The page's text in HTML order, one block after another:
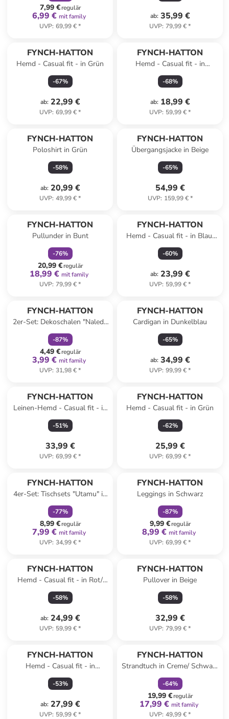
7,99 €regulär
6,99 € mit family
UVP: 69,99 €*
ab: 35,99 €
UVP: 79,99 €*
FYNCH-HATTON
Hemd - Casual fit - in Grün
-67%
ab: 22,99 €
UVP: 69,99 €*
FYNCH-HATTON
Hemd - Casual fit - in
Hellblau
-68%
ab: 18,99 €
UVP: 59,99 €*
FYNCH-HATTON
Poloshirt in Grün
-58%
ab: 20,99 €
UVP: 49,99 €*
FYNCH-HATTON
Übergangsjacke in Beige
-65%
54,99 €
UVP: 159,99 €*
FYNCH-HATTON
Pullunder in Bunt
-76%
20,99 €regulär
18,99 € mit family
UVP: 79,99 €*
FYNCH-HATTON
Hemd - Casual fit - in Blau/
Rot
-60%
ab: 23,99 €
UVP: 59,99 €*
FYNCH-HATTON
2er-Set: Dekoschalen "Naledi"
in Rosa/ Gold - Ø 16,5 cm
-87%
4,49 €regulär
3,99 € mit family
UVP: 31,98 €*
FYNCH-HATTON
Cardigan in Dunkelblau
-65%
ab: 34,99 €
UVP: 99,99 €*
FYNCH-HATTON
Leinen-Hemd - Casual fit - in
Rosa
-51%
33,99 €
UVP: 69,99 €*
FYNCH-HATTON
Hemd - Casual fit - in Grün
-62%
25,99 €
UVP: 69,99 €*
FYNCH-HATTON
4er-Set: Tischsets "Utamu" in
Beige - (L)33 x (B)33 cm
-77%
8,99 €regulär
7,99 € mit family
UVP: 34,99 €*
FYNCH-HATTON
Leggings in Schwarz
-87%
9,99 €regulär
8,99 € mit family
UVP: 69,99 €*
FYNCH-HATTON
Hemd - Casual fit - in Rot/
Blau
-58%
ab: 24,99 €
UVP: 59,99 €*
FYNCH-HATTON
Pullover in Beige
-58%
32,99 €
UVP: 79,99 €*
FYNCH-HATTON
Hemd - Casual fit - in
Dunkelblau/ Grau
-53%
ab: 27,99 €
UVP: 59,99 €*
FYNCH-HATTON
Strandtuch in Creme/ Schwarz
- (L)200 x (B)100 cm
-64%
19,99 €regulär
17,99 € mit family
UVP: 49,99 €*